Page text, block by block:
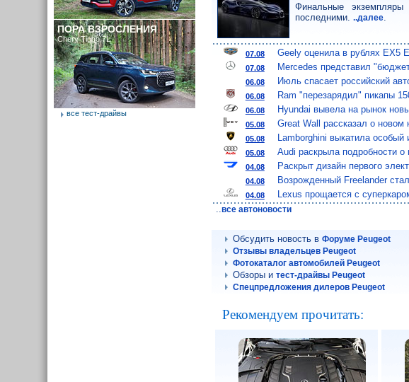
Финальные
последними...далее
07.08 Geely оценила в рублях EX5
07.08 Mercedes представил
06.08 Июль спасает российский
06.08 Ram "перезарядил" пикапы
06.08 Hyundai вывела на рынок
05.08 Great Wall рассказал о новом
05.08 Lamborghini выкатила
05.08 Audi раскрыла подробности
04.08 Раскрыт дизайн первого
04.08 Возрожденный Freelander
04.08
Lexus прощается с
..все автоновости
Обсудить новость вФоруме Peugeot
Отзывы владельцев Peugeot
Фотокаталог автомобилей Peugeot
Обзоры итест-драйвы Peugeot
Спецпредложения дилеров Peugeot
Рекомендуем прочитать:
ПОРА ВЗРОСЛЕНИЯ
Chery Tiggo 7L
все тест-драйвы